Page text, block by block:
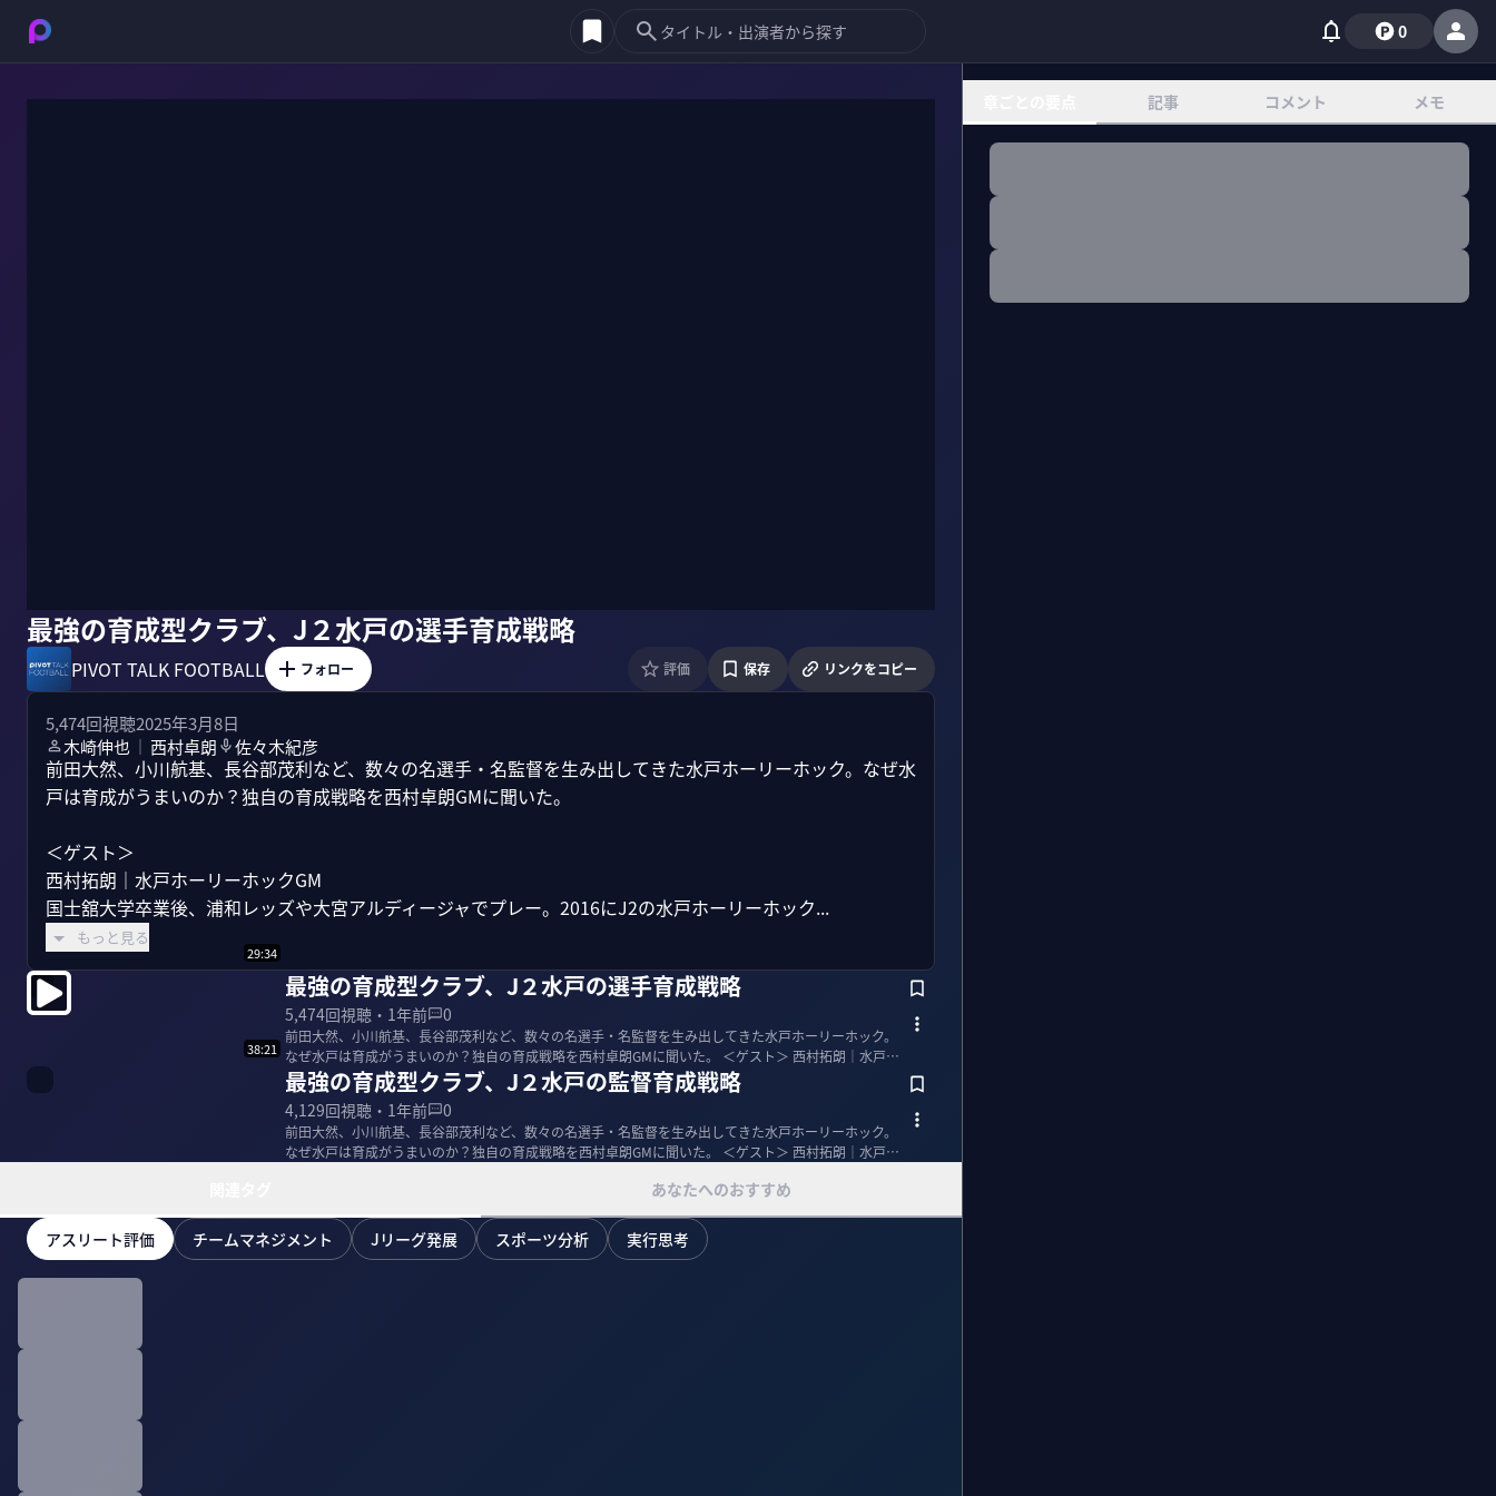
0
最強の育成型クラブ、J２水戸の選手育成戦略
PIVOT TALK FOOTBALL フォロー 評価 保存 リンクをコピー
5,474回視聴2025年3月8日
木崎伸也 ｜ 西村卓朗 佐々木紀彦
前田大然、小川航基、長谷部茂利など、数々の名選手・名監督を生み出してきた水戸ホーリーホック。なぜ水
戸は育成がうまいのか？独自の育成戦略を西村卓朗GMに聞いた。
＜ゲスト＞
西村拓朗｜水戸ホーリーホックGM
国士舘大学卒業後、浦和レッズや大宮アルディージャでプレー。2016にJ2の水戸ホーリーホック...
もっと見る
29:34
最強の育成型クラブ、J２水戸の選手育成戦略
5,474回視聴・ 1年前 0
前田大然、小川航基、長谷部茂利など、数々の名選手・名監督を生み出してきた水戸ホーリーホック。
なぜ水戸は育成がうまいのか？独自の育成戦略を西村卓朗GMに聞いた。 ＜ゲスト＞ 西村拓朗｜水戸ホ
ーリーホッ...
38:21
最強の育成型クラブ、J２水戸の監督育成戦略
4,129回視聴・ 1年前 0
前田大然、小川航基、長谷部茂利など、数々の名選手・名監督を生み出してきた水戸ホーリーホック。
なぜ水戸は育成がうまいのか？独自の育成戦略を西村卓朗GMに聞いた。 ＜ゲスト＞ 西村拓朗｜水戸ホ
あなたへのおすすめ
アスリート評価 チームマネジメント Jリーグ発展 スポーツ分析 実行思考
記事 コメント メモ